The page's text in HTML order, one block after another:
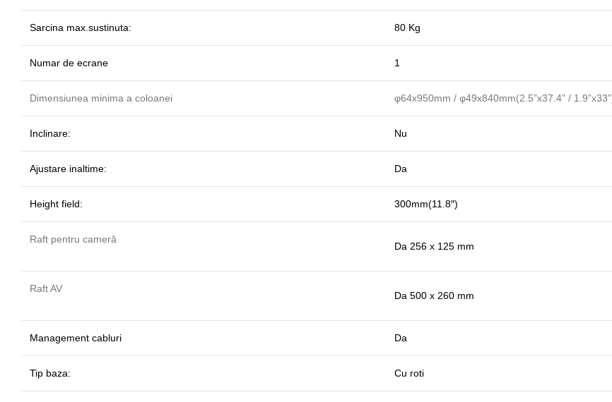
Sarcina max.sustinuta: 80 Kg
Numar de ecrane 1
Dimensiunea minima a coloanei φ64x950mm / φ49x840mm(2.5”x37.4” /
Inclinare: Nu
Ajustare inaltime: Da
Height field: 300mm(11.8″)
Raft pentru cameră
Da 256 x 125 mm
Raft AV
Da 500 x 260 mm
Management cabluri Da
Tip baza: Cu roti